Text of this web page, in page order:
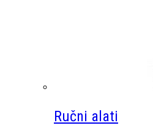
Ručni alati